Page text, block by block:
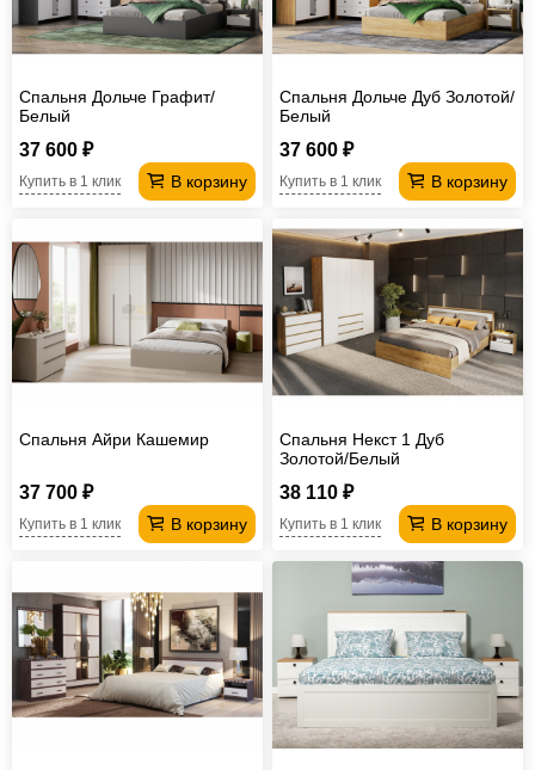
Спальня Дольче Графит/
Белый
37 600 ₽
В корзину
Купить в 1 клик
Спальня Дольче Дуб Золотой/
Белый
37 600 ₽
В корзину
Купить в 1 клик
Спальня Айри Кашемир
37 700 ₽
В корзину
Купить в 1 клик
Спальня Некст 1 Дуб
Золотой/Белый
38 110 ₽
В корзину
Купить в 1 клик